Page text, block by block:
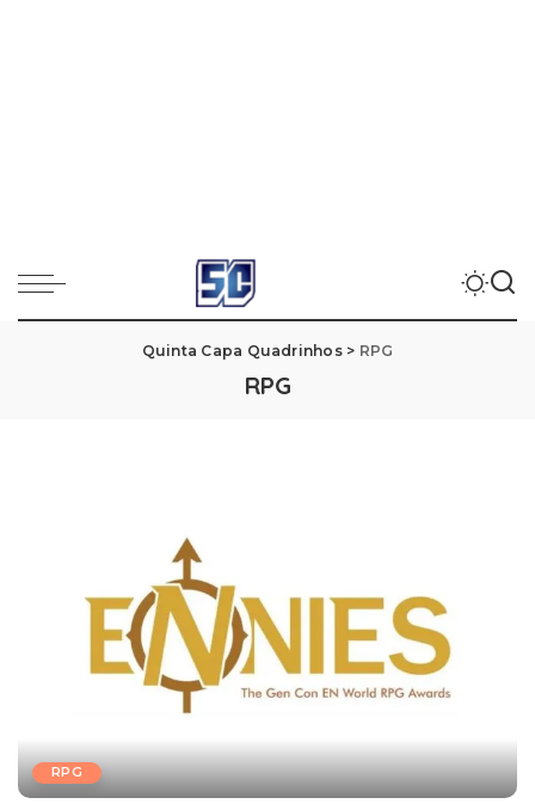
Quinta Capa Quadrinhos> RPG
RPG
RPG